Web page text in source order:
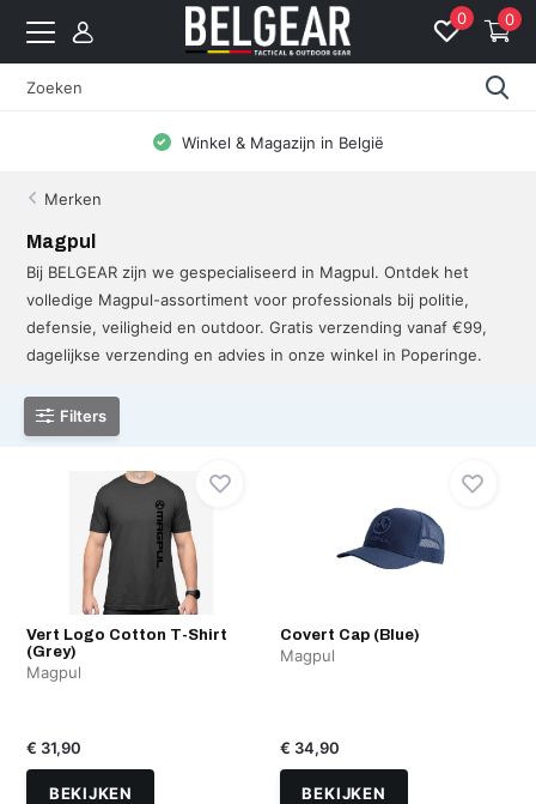
0 0
Winkel & Magazijn in België
Merken
Magpul
Bij BELGEAR zijn we gespecialiseerd in Magpul. Ontdek het
volledige Magpul-assortiment voor professionals bij politie,
defensie, veiligheid en outdoor. Gratis verzending vanaf €99,
dagelijkse verzending en advies in onze winkel in Poperinge.
Filters
Vert Logo Cotton T-Shirt
(Grey)
Magpul
€ 31,90
BEKIJKEN
Covert Cap (Blue)
Magpul
€ 34,90
BEKIJKEN